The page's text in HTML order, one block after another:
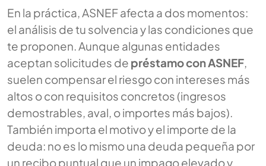
En la práctica, ASNEF afecta a dos momentos:
el análisis de tu solvencia y las condiciones que
te proponen. Aunque algunas entidades
aceptan solicitudes de préstamo con ASNEF,
suelen compensar el riesgo con intereses más
altos o con requisitos concretos (ingresos
demostrables, aval, o importes más bajos).
También importa el motivo y el importe de la
deuda: no es lo mismo una deuda pequeña por
un recibo puntual que un impago elevado y